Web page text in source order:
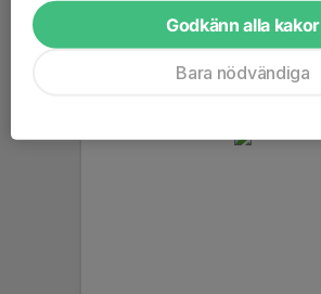
Godkänn alla kakor
Bara nödvändiga